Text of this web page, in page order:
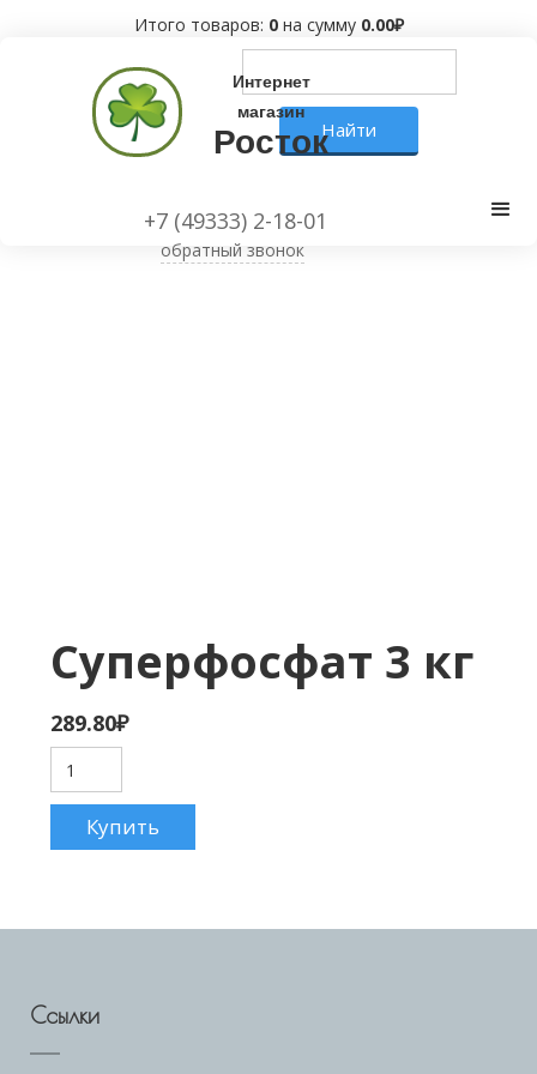
Итого товаров: 0 на сумму 0.00₽
Интернет
магазин
Росток
+7 (49333) 2-18-01
обратный звонок
Суперфосфат 3 кг
289.80₽
Ссылки